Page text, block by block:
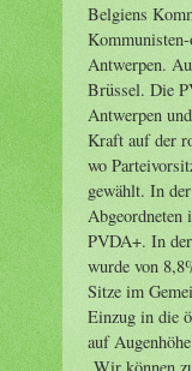
Belgiens Kommunisten vervielfachten vielerorts Stimmenzahlen übersetzt von Jens-Torsten Bohlke Brüssel, 14./15. Oktober 2012, PVDAPLUS.BE. (auf Kommunisten-online am 18. Oktober 2012) – Die PVDA+ legte bestens zu in den beiden Metropolen der Wallonie und Flanderns, Lüttich und Antwerpen. Auch gelang der PVDA+ der Einzug in die Stadträte von Charleroi und Mons sowie die Arbeiterbezirke Schaarbeek und Molenbeek in Brüssel. Die PVDA+ errang insgesamt 32 Gemeinderatsmandate und 17 Distriktsmandate in Antwerpen sowie 2 Provinzratsmandate in der Provinz Antwerpen und 2 Provinzratsmandate in der Provinz Lüttich. Die PVDA+ bewertet dieses Wahlergebnis als Durchbruch und sieht sich als aufstrebende Kraft auf der roten und linken Seite Belgiens. Mit 12 Gemeinderatssitzen gelang der PVDA+ der Durchbruch im Arrondissement Lüttich. In Antwerpen, wo Parteivorsitzender Peter Mertens kandidierte, errang die PVDA+ mit